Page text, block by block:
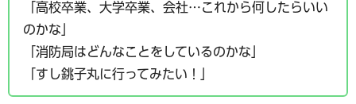
「高校卒業、大学卒業、会社…これから何したらいい
のかな」
「消防局はどんなことをしているのかな」
「すし銚子丸に行ってみたい！」